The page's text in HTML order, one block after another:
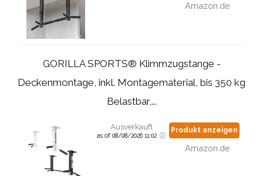
Amazon.de
GORILLA SPORTS® Klimmzugstange -
Deckenmontage, inkl. Montagematerial, bis 350 kg
Belastbar,...
Ausverkauft
as of 08/08/2026 11:02
Produkt anzeigen
Amazon.de